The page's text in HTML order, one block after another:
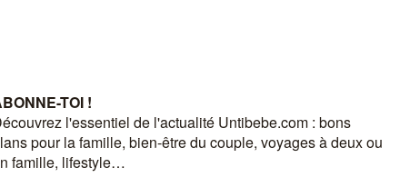
personnelles (
!… et si vous êtes bien disciplinés, vous risqueriez bien de découvrir